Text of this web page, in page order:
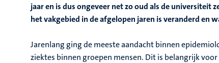
jaar en is dus ongeveer net zo oud als de
het vakgebied in de afgelopen jaren is veranderd en
Jarenlang ging de meeste aandacht binnen
ziektes binnen groepen mensen. Dit is belangrijk